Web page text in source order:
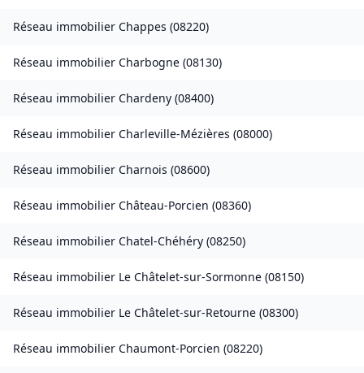
Réseau immobilier Chappes (08220)
Réseau immobilier Charbogne (08130)
Réseau immobilier Chardeny (08400)
Réseau immobilier Charleville-Mézières (08000)
Réseau immobilier Charnois (08600)
Réseau immobilier Château-Porcien (08360)
Réseau immobilier Chatel-Chéhéry (08250)
Réseau immobilier Le Châtelet-sur-Sormonne (08150)
Réseau immobilier Le Châtelet-sur-Retourne (08300)
Réseau immobilier Chaumont-Porcien (08220)